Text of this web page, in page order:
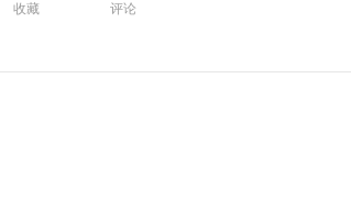
收藏 评论